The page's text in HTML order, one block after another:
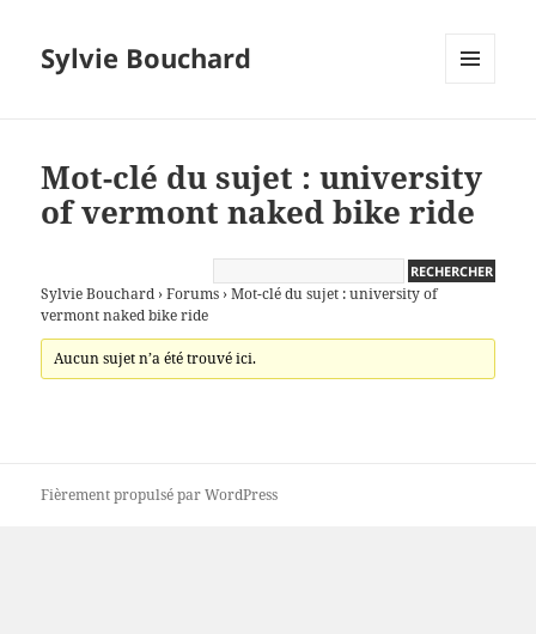
Sylvie Bouchard
Mot-clé du sujet : university
of vermont naked bike ride
Sylvie Bouchard › Forums › Mot-clé du sujet : university of
vermont naked bike ride
Aucun sujet n’a été trouvé ici.
Fièrement propulsé par WordPress